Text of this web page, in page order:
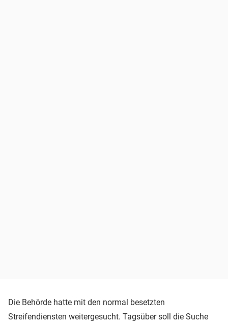
Die Behörde hatte mit den normal besetzten
Streifendiensten weitergesucht. Tagsüber soll die Suche